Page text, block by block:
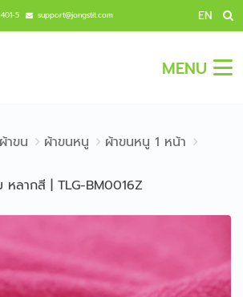
5 support@jongstit.com EN
MENU
าขน ผ้าขนหนู ผ้าขนหนู 1 หน้า
หลากสี | TLG-BM0016Z